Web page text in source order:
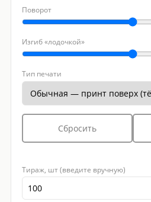
Поворот
Изгиб «лодочкой»
Тип печати
Сбросить
Тираж, шт (введите вручную)